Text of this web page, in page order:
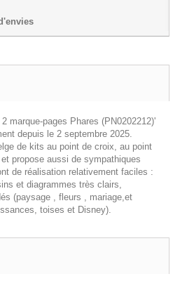
marque-pages Phares (PN0202212)'
depuis le 2 septembre 2025.
de kits au point de croix, au point
propose aussi de sympathiques
de réalisation relativement faciles :
et diagrammes très clairs,
(paysage , fleurs , mariage,et
toises et Disney).